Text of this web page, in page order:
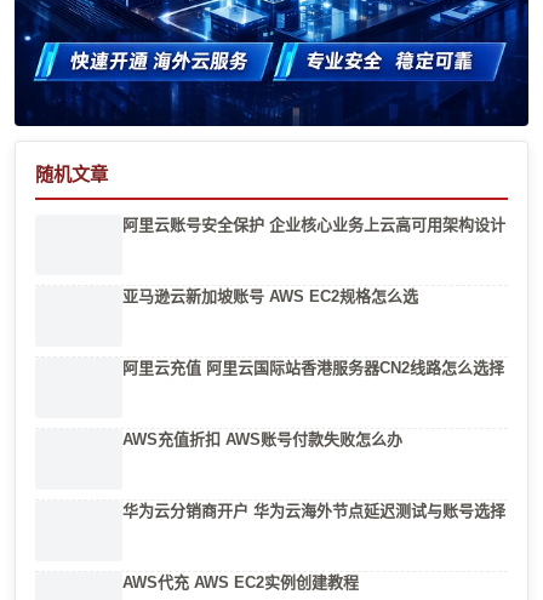
随机文章
阿里云账号安全保护 企业核心业务上云高可用架构设计
亚马逊云新加坡账号 AWS EC2规格怎么选
阿里云充值 阿里云国际站香港服务器CN2线路怎么选择
AWS充值折扣 AWS账号付款失败怎么办
华为云分销商开户 华为云海外节点延迟测试与账号选择
AWS代充 AWS EC2实例创建教程